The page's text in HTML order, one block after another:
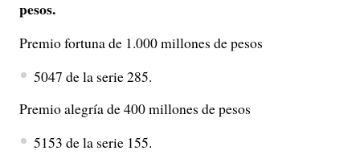
pesos.
Premio fortuna de 1.000 millones de pesos
5047 de la serie 285.
Premio alegría de 400 millones de pesos
5153 de la serie 155.